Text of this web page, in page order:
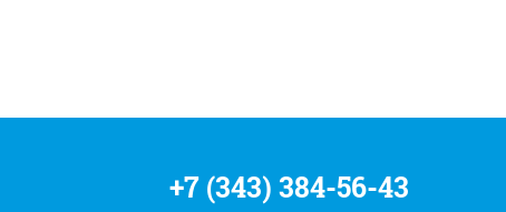
+7 (343) 384-56-43